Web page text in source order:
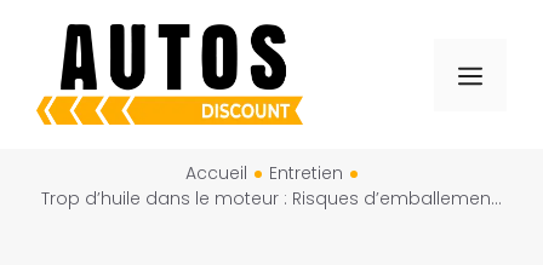
contenu
Menu
Accueil
Entretien
Trop d’huile dans le moteur : Risques d’emballement et comment vidanger le surplus